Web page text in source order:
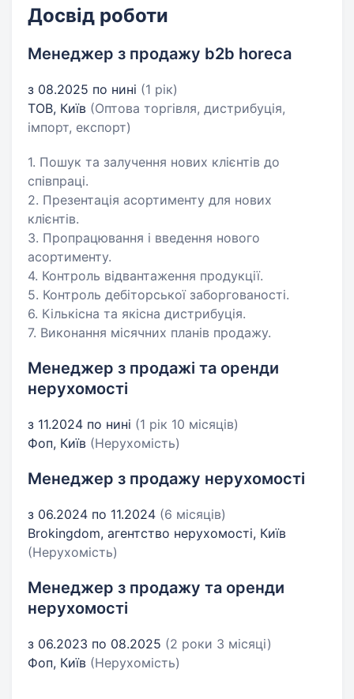
Досвід роботи
Менеджер з продажу b2b horeca
з 08.2025 по нині (1 рік)
ТОВ, Київ (Оптова торгівля, дистрибуція,
імпорт, експорт)
1. Пошук та залучення нових клієнтів до
співпраці.
2. Презентація асортименту для нових
клієнтів.
3. Пропрацювання і введення нового
асортименту.
4. Контроль відвантаження продукції.
5. Контроль дебіторської заборгованості.
6. Кількісна та якісна дистрибуція.
7. Виконання місячних планів продажу.
Менеджер з продажі та оренди
нерухомості
з 11.2024 по нині (1 рік 10 місяців)
Фоп, Київ (Нерухомість)
Менеджер з продажу нерухомості
з 06.2024 по 11.2024 (6 місяців)
Brokingdom, агентство нерухомості, Київ
(Нерухомість)
Менеджер з продажу та оренди
нерухомості
з 06.2023 по 08.2025 (2 роки 3 місяці)
Фоп, Київ (Нерухомість)